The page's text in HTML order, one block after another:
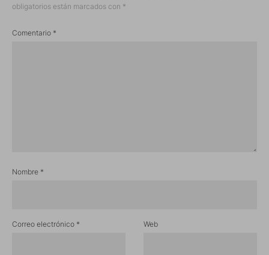
obligatorios están marcados con *
Comentario *
Nombre *
Correo electrónico * Web